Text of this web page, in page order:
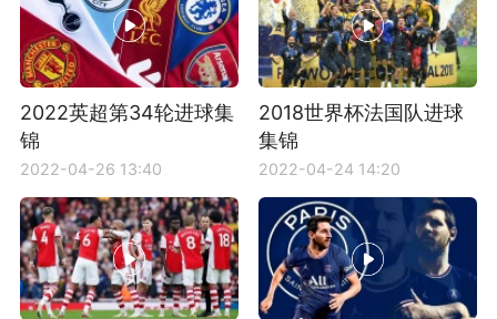
2022英超第34轮进球集
锦
2022-04-26 13:40
2018世界杯法国队进球
集锦
2022-04-24 14:20